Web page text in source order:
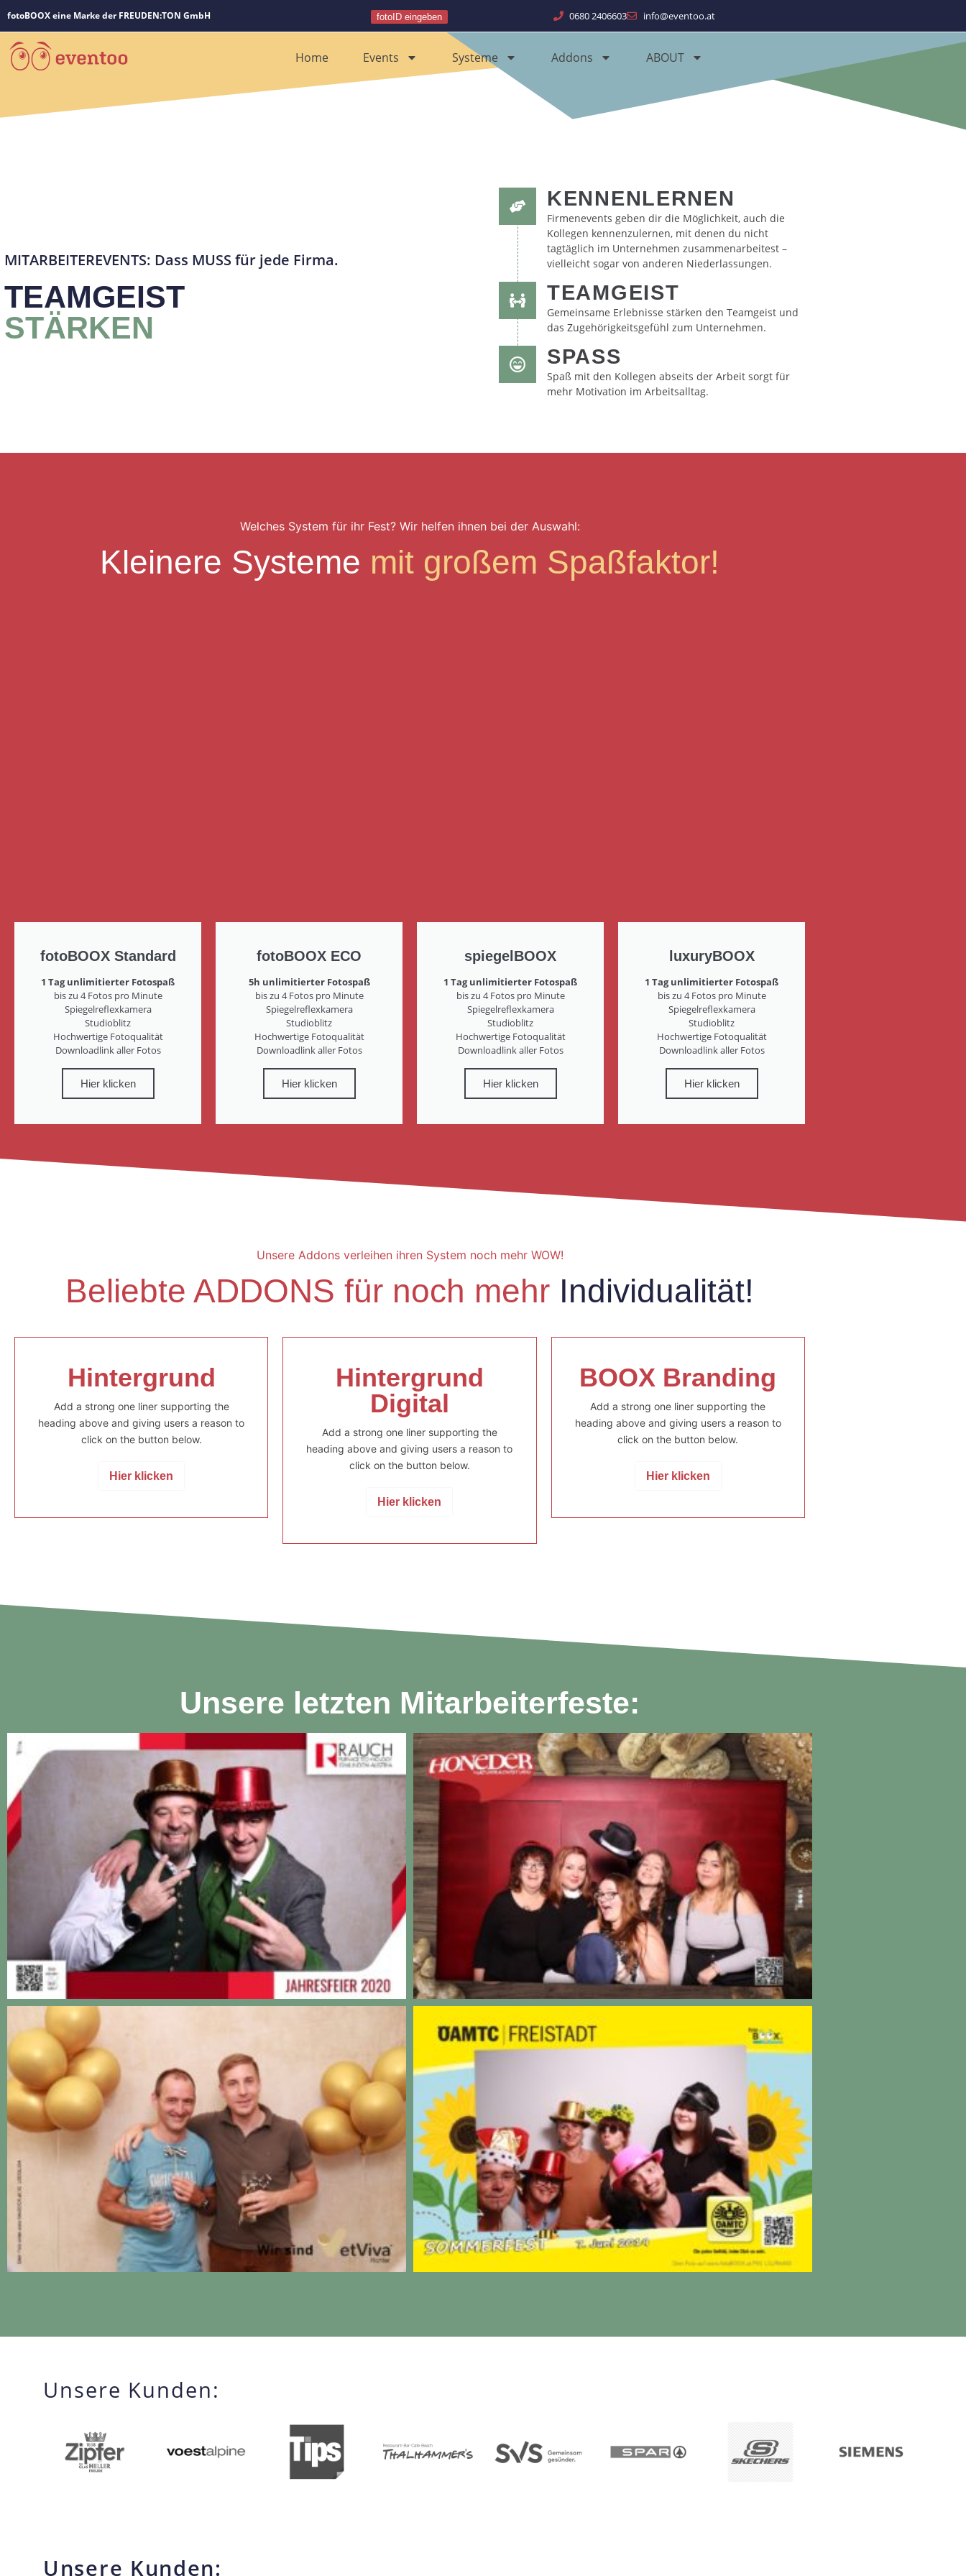
fotoBOOX eine Marke der FREUDEN:TON GmbH fotoID eingeben 0680 2406603 info@eventoo.at
Home Events Systeme Addons ABOUT
MITARBEITEREVENTS: Dass MUSS für jede Firma.
TEAMGEIST
STÄRKEN
KENNENLERNEN
Firmenevents geben dir die Möglichkeit, auch die
Kollegen kennenzulernen, mit denen du nicht
tagtäglich im Unternehmen zusammenarbeitest –
vielleicht sogar von anderen Niederlassungen.
TEAMGEIST
Gemeinsame Erlebnisse stärken den Teamgeist und
das Zugehörigkeitsgefühl zum Unternehmen.
SPASS
Spaß mit den Kollegen abseits der Arbeit sorgt für
mehr Motivation im Arbeitsalltag.
Welches System für ihr Fest? Wir helfen ihnen bei der Auswahl:
Kleinere Systeme mit großem Spaßfaktor!
fotoBOOX Standard
1 Tag unlimitierter Fotospaß
bis zu 4 Fotos pro Minute
Spiegelreflexkamera
Studioblitz
Hochwertige Fotoqualität
Downloadlink aller Fotos
Hier klicken
fotoBOOX ECO
5h unlimitierter Fotospaß
bis zu 4 Fotos pro Minute
Spiegelreflexkamera
Studioblitz
Hochwertige Fotoqualität
Downloadlink aller Fotos
Hier klicken
spiegelBOOX
1 Tag unlimitierter Fotospaß
bis zu 4 Fotos pro Minute
Spiegelreflexkamera
Studioblitz
Hochwertige Fotoqualität
Downloadlink aller Fotos
Hier klicken
luxuryBOOX
1 Tag unlimitierter Fotospaß
bis zu 4 Fotos pro Minute
Spiegelreflexkamera
Studioblitz
Hochwertige Fotoqualität
Downloadlink aller Fotos
Hier klicken
Unsere Addons verleihen ihren System noch mehr WOW!
Beliebte ADDONS für noch mehr Individualität!
Hintergrund
Add a strong one liner supporting the
heading above and giving users a reason to
click on the button below.
Hier klicken
Hintergrund
Digital
Add a strong one liner supporting the
heading above and giving users a reason to
click on the button below.
Hier klicken
BOOX Branding
Add a strong one liner supporting the
heading above and giving users a reason to
click on the button below.
Hier klicken
Unsere letzten Mitarbeiterfeste:
Unsere Kunden:
Unsere Kunden: